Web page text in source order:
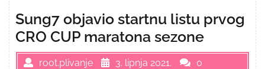
Sung7 objavio startnu listu prvog
CRO CUP maratona sezone
root.plivanje 3. lipnja 2021.
0